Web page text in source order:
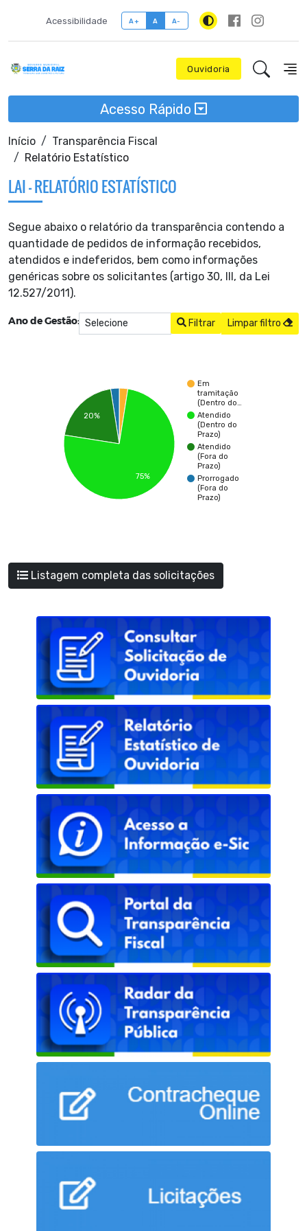
Acessibilidade A+ A A-
Ouvidoria
Acesso Rápido
Início
Transparência Fiscal
Relatório Estatístico
LAI - RELATÓRIO ESTATÍSTICO
Segue abaixo o relatório da transparência contendo a
quantidade de pedidos de informação recebidos,
atendidos e indeferidos, bem como informações
genéricas sobre os solicitantes (artigo 30, III, da Lei
12.527/2011).
Ano de Gestão: Filtrar Limpar filtro
Em
tramitação
(Dentro do…
Atendido
(Dentro do
Prazo)
Atendido
(Fora do
Prazo)
Prorrogado
(Fora do
Prazo)
20%
75%
Listagem completa das solicitações